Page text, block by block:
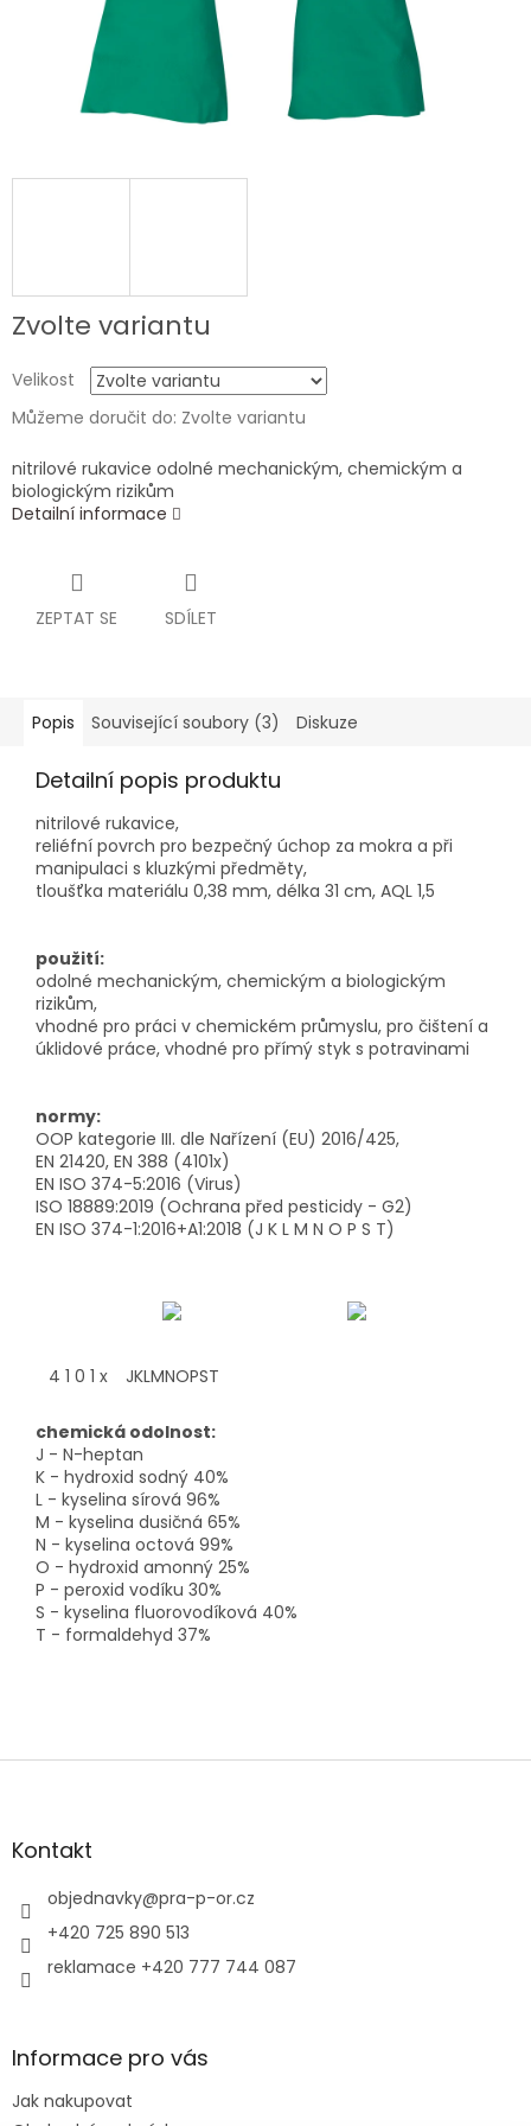
Zvolte variantu
Velikost
Můžeme doručit do: Zvolte variantu
nitrilové rukavice odolné mechanickým, chemickým a
biologickým rizikům
Detailní informace
ZEPTAT SE SDÍLET
Popis Související soubory (3) Diskuze
Detailní popis produktu
nitrilové rukavice,
reliéfní povrch pro bezpečný úchop za mokra a při
manipulaci s kluzkými předměty,
tloušťka materiálu 0,38 mm, délka 31 cm, AQL 1,5
použití:
odolné mechanickým, chemickým a biologickým
rizikům,
vhodné pro práci v chemickém průmyslu, pro čištení a
úklidové práce, vhodné pro přímý styk s potravinami
normy:
OOP kategorie III. dle Nařízení (EU) 2016/425,
EN 21420, EN 388 (4101x)
EN ISO 374-5:2016 (Virus)
ISO 18889:2019 (Ochrana před pesticidy - G2)
EN ISO 374-1:2016+A1:2018 (J K L M N O P S T)
4 1 0 1 x JKLMNOPST
chemická odolnost:
J - N-heptan
K - hydroxid sodný 40%
L - kyselina sírová 96%
M - kyselina dusičná 65%
N - kyselina octová 99%
O - hydroxid amonný 25%
P - peroxid vodíku 30%
S - kyselina fluorovodíková 40%
T - formaldehyd 37%
Z
aKontakt
objednavky@pra-p-or.cz
+420 725 890 513
reklamace +420 777 744 087
Informace pro vás
Jak nakupovat